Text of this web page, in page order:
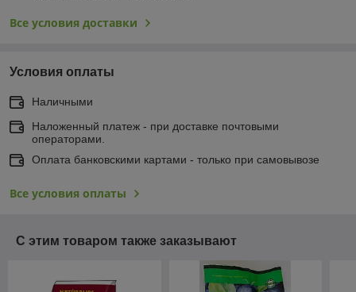
Все условия доставки
Условия оплаты
Наличными
Наложенный платеж - при доставке почтовыми
операторами.
Оплата банковскими картами - только при самовывозе
Все условия оплаты
С этим товаром также заказывают